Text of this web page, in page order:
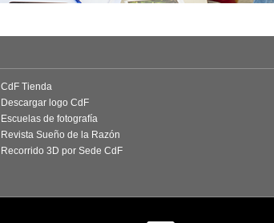
CdF Tienda
Descargar logo CdF
Escuelas de fotografía
Revista Sueño de la Razón
Recorrido 3D por Sede CdF